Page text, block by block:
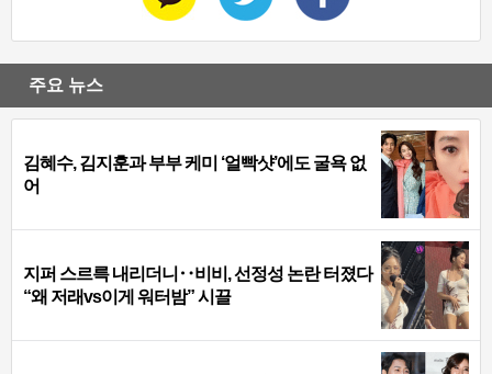
주요 뉴스
김혜수, 김지훈과 부부 케미 ‘얼빡샷’에도 굴욕 없
어
지퍼 스르륵 내리더니‥비비, 선정성 논란 터졌다
“왜 저래vs이게 워터밤” 시끌